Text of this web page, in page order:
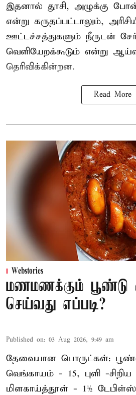
இதனால் தூசி, அழுக்கு
என்று கருதப்பட்டாலும்,
ஊட்டச்சத்துகளும் நீருடன்
வெளியேறக்கூடும் என்று
தெரிவிக்கின்றன.
Read More
Webstories
மணமணக்கும் பூண்டு
செய்வது எப்படி?
Published on: 03 Aug 2026, 9:49 am
தேவையான பொருட்கள்:
வெங்காயம் - 15, புளி -
மிளகாய்த்தூள் - 1½